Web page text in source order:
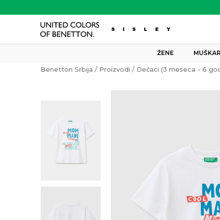
ŽENE
Benetton Srbija Proizvodi Dečaci (3 meseca - 6